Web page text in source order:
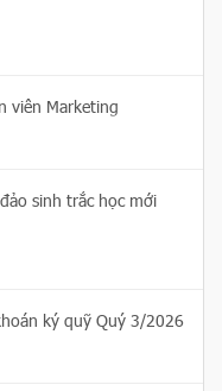
viên Marketing
sinh trắc học mới
ký quỹ Quý 3/2026